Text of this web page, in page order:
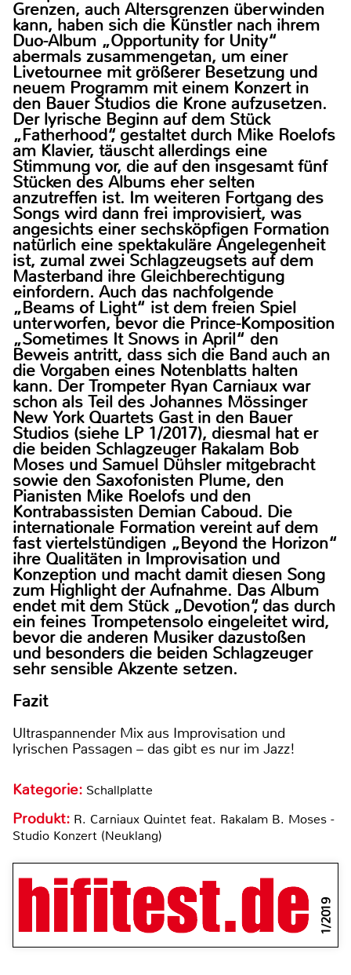
Grenzen, auch Altersgrenzen überwinden
kann, haben sich die Künstler nach ihrem
Duo-Album „Opportunity for Unity“
abermals zusammengetan, um einer
Livetournee mit größerer Besetzung und
neuem Programm mit einem Konzert in
den Bauer Studios die Krone aufzusetzen.
Der lyrische Beginn auf dem Stück
„Fatherhood“, gestaltet durch Mike Roelofs
am Klavier, täuscht allerdings eine
Stimmung vor, die auf den insgesamt fünf
Stücken des Albums eher selten
anzutreffen ist. Im weiteren Fortgang des
Songs wird dann frei improvisiert, was
angesichts einer sechsköpfigen Formation
natürlich eine spektakuläre Angelegenheit
ist, zumal zwei Schlagzeugsets auf dem
Masterband ihre Gleichberechtigung
einfordern. Auch das nachfolgende
„Beams of Light“ ist dem freien Spiel
unterworfen, bevor die Prince-Komposition
„Sometimes It Snows in April“ den
Beweis antritt, dass sich die Band auch an
die Vorgaben eines Notenblatts halten
kann. Der Trompeter Ryan Carniaux war
schon als Teil des Johannes Mössinger
New York Quartets Gast in den Bauer
Studios (siehe LP 1/2017), diesmal hat er
die beiden Schlagzeuger Rakalam Bob
Moses und Samuel Dühsler mitgebracht
sowie den Saxofonisten Plume, den
Pianisten Mike Roelofs und den
Kontrabassisten Demian Caboud. Die
internationale Formation vereint auf dem
fast viertelstündigen „Beyond the Horizon“
ihre Qualitäten in Improvisation und
Konzeption und macht damit diesen Song
zum Highlight der Aufnahme. Das Album
endet mit dem Stück „Devotion“, das durch
ein feines Trompetensolo eingeleitet wird,
bevor die anderen Musiker dazustoßen
und besonders die beiden Schlagzeuger
sehr sensible Akzente setzen.
Fazit
Ultraspannender Mix aus Improvisation und
lyrischen Passagen – das gibt es nur im Jazz!
Kategorie: Schallplatte
Produkt: R. Carniaux Quintet feat. Rakalam B. Moses -
Studio Konzert (Neuklang)
1/2019